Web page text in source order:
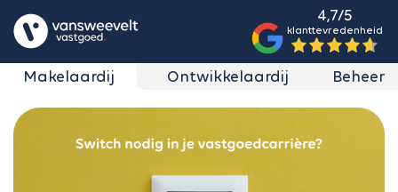
4,7/5
klanttevredenheid
Makelaardij Ontwikkelaardij Beheer